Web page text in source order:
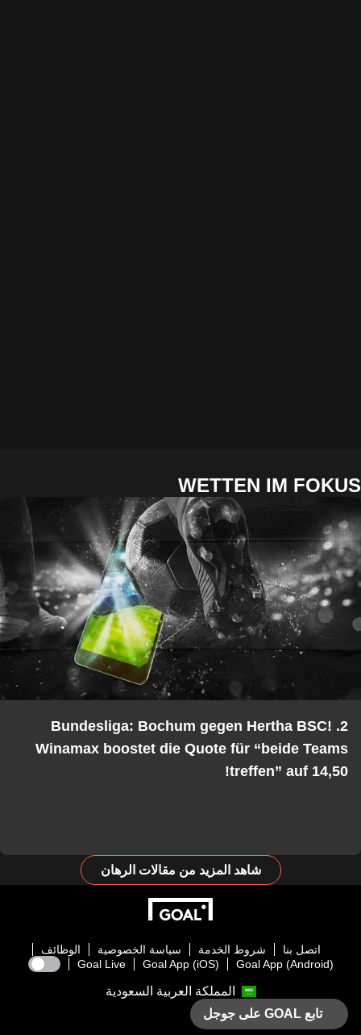
WETTEN IM FOKUS
2. Bundesliga: Bochum gegen Hertha BSC!
Winamax boostet die Quote für “beide Teams
treffen” auf 14,50!
شاهد المزيد من مقالات الرهان
اتصل بنا شروط الخدمة سياسة الخصوصية
الوظائف
Goal App (Android)
Goal App (iOS)
Goal Live
المملكة العربية السعودية
تابع GOAL على جوجل